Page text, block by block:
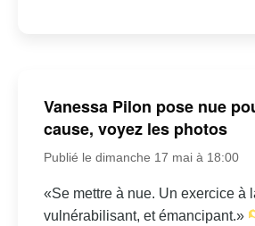
Vanessa Pilon pose nue
cause, voyez les photos
Publié le dimanche 17 mai à 18:00
«Se mettre à nue. Un exercice à
vulnérabilisant, et émancipant.»